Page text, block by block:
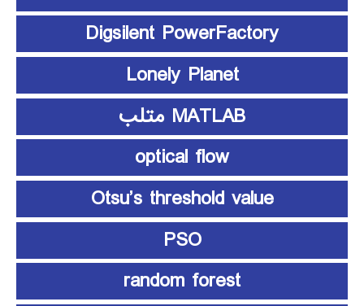
Digsilent PowerFactory
Lonely Planet
MATLAB متلب
optical flow
Otsu’s threshold value
PSO
random forest